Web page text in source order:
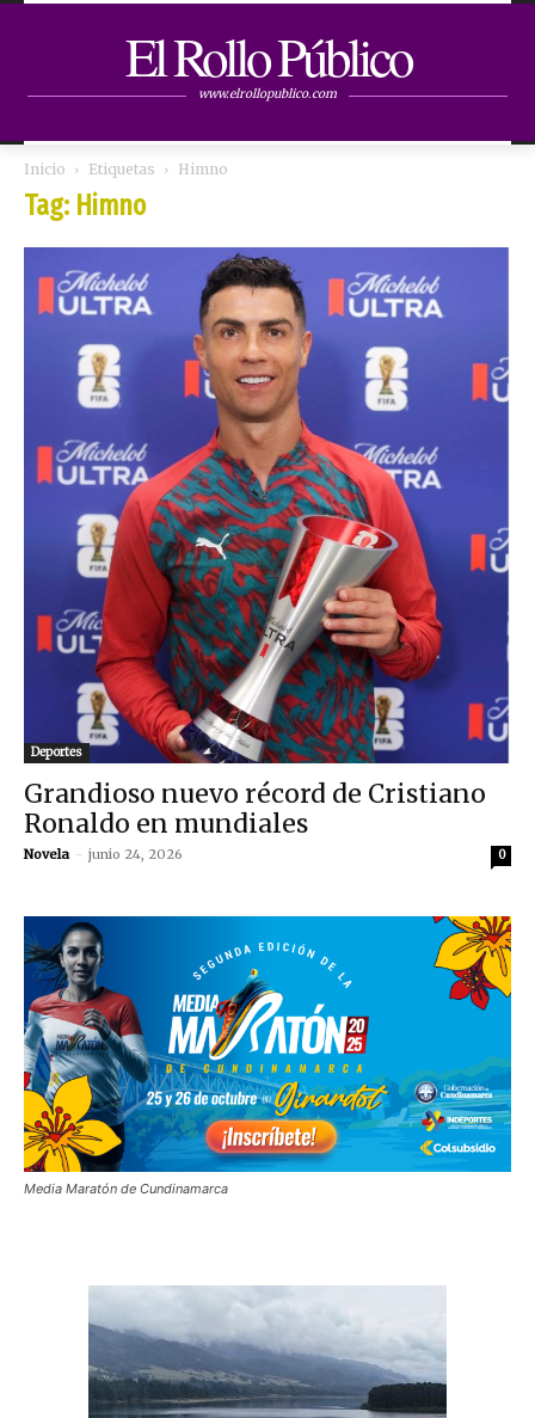
El Rollo Público
www.elrollopublico.com
Inicio Etiquetas Himno
Tag: Himno
Deportes
Grandioso nuevo récord de Cristiano
Ronaldo en mundiales
Novela - junio 24, 2026 0
Media Maratón de Cundinamarca